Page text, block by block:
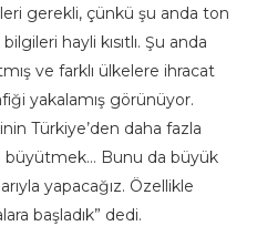
gerekli, çünkü şu anda ton
hayli kısıtlı. Şu anda
ve farklı ülkelere ihracat
yakalamış görünüyor.
Türkiye’den daha fazla
büyütmek… Bunu da büyük
yapacağız. Özellikle
başladık” dedi.